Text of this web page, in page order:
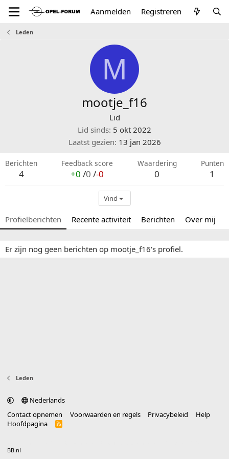
Aanmelden Registreren
Leden
M
mootje_f16
Lid
Lid sinds 5 okt 2022
Laatst gezien 13 jan 2026
Berichten
4
Feedback score
+0 /0 /-0
Waardering
0
Punten
1
Vind
Profielberichten Recente activiteit Berichten Over mij
Er zijn nog geen berichten op mootje_f16's profiel.
Leden
Nederlands
Contact opnemen
Voorwaarden en regels Privacybeleid
Help
Hoofdpagina
R
BB.nl